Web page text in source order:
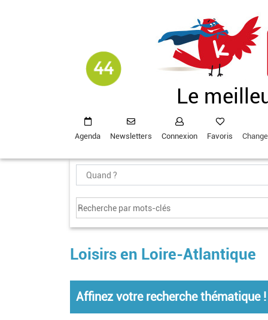
Le
Agenda Newsletters Connexion Favoris
Loisirs en Loire-Atlantique
Affinez votre recherche thématique !